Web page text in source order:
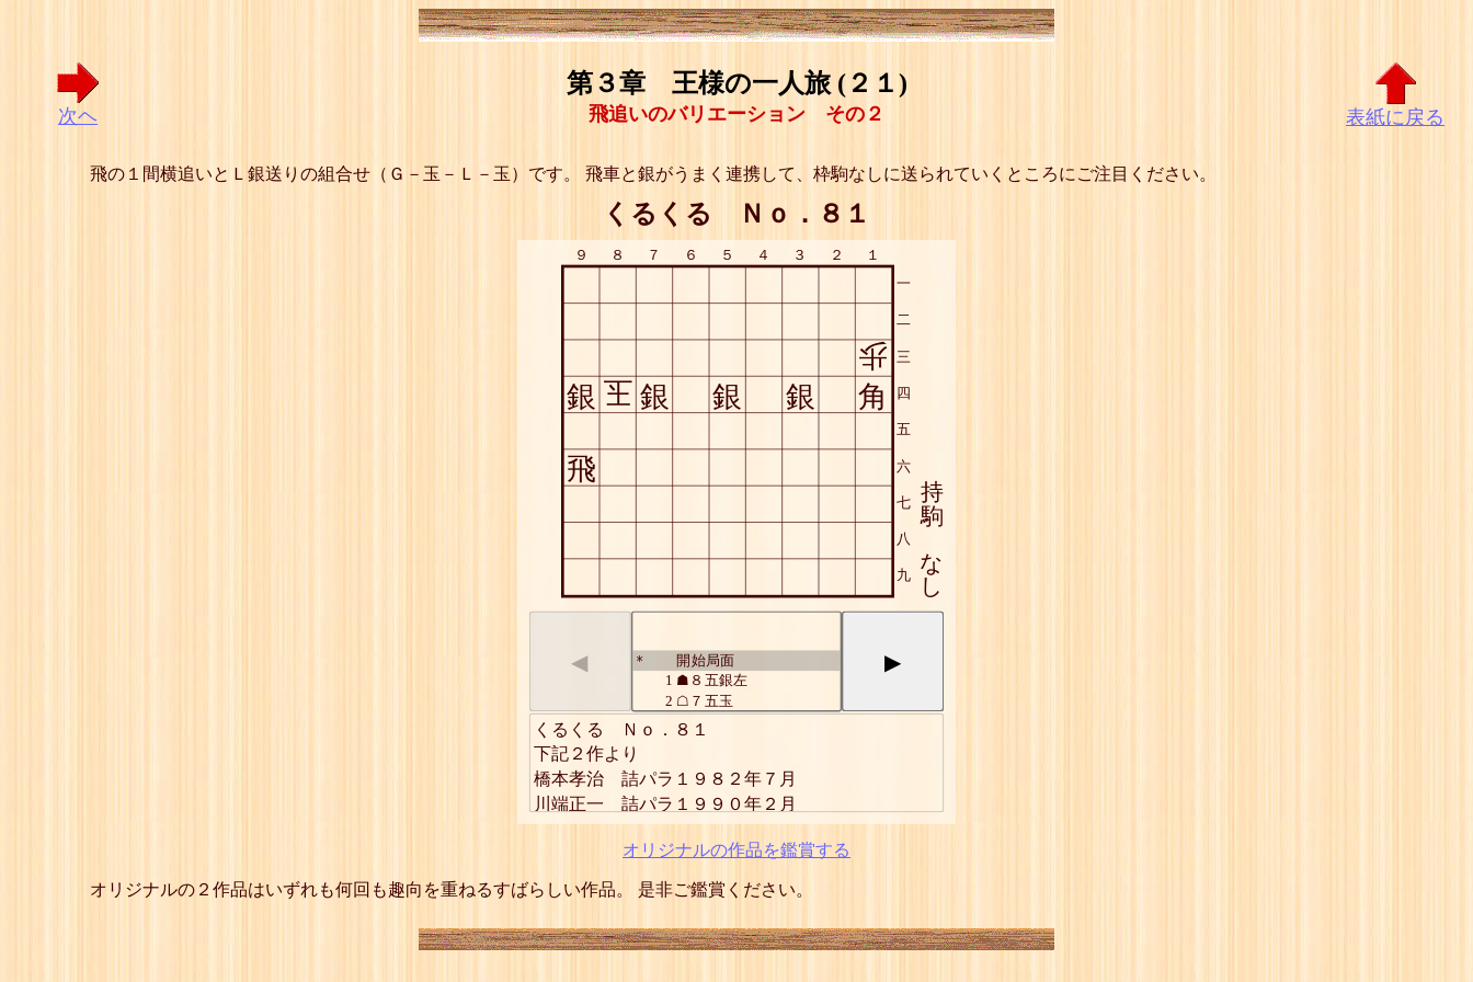
次ヘ
第３章 王様の一人旅 (２１)
飛追いのバリエーション その２ 表紙に戻る
飛の１間横追いとＬ銀送りの組合せ（Ｇ－玉－Ｌ－玉）です。 飛車と銀がうまく連携して、枠駒なしに送られていくところにご注目ください。
くるくる Ｎｏ．８１
９
一
８
二
７
三
６
四
５
五
４
六
３
七
２
八
１
九
歩
銀 玉 銀 銀 銀 角
飛
し
な
駒
持
◀ * 開始局面
1 ☗８五銀左
2 ☖７五玉
☗７六飛
☖６四玉
6 ☖５五玉
7 ☗５六飛
8☖４四玉
9☗４五銀左
11 ☗３六飛
13☗２五銀
14☖１五玉
▶
くるくる　Ｎｏ．８１
下記２作より
橋本孝治　詰パラ１９８２年７月
オリジナルの作品を鑑賞する
オリジナルの２作品はいずれも何回も趣向を重ねるすばらしい作品。 是非ご鑑賞ください。